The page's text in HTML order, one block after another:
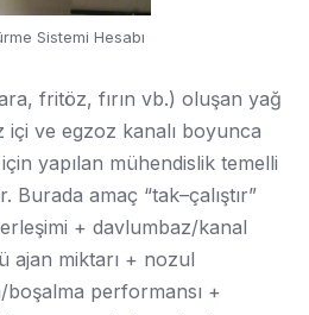
Sistemi Hesabı
fritöz, fırın vb.) oluşan yağ
içi ve egzoz kanalı boyunca
yapılan mühendislik temelli
Burada amaç “tak–çalıştır”
+ davlumbaz/kanal
ajan miktarı + nozul
boşalma performansı +